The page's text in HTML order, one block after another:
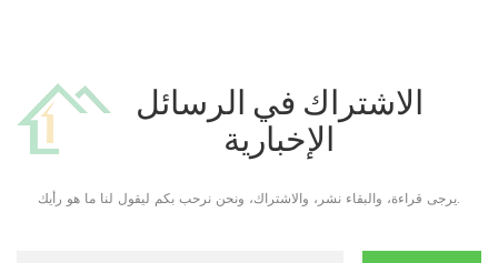
الاشتراك في الرسائل
الإخبارية
يرجى قراءة، والبقاء نشر، والاشتراك، ونحن نرحب بكم ليقول لنا ما هو رأيك.